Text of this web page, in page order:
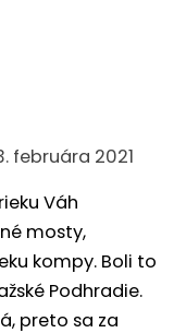
februára 2021
Váh
mosty,
kompy. Boli to
Podhradie.
preto sa za